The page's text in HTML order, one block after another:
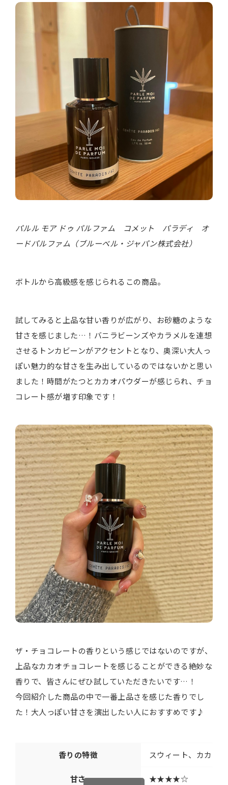
パルル モア ドゥ パルファム コメット パラディ オ
ードパルファム（ブルーベル・ジャパン株式会社）
ボトルから高級感を感じられるこの商品。
試してみると上品な甘い香りが広がり、お砂糖のような
甘さを感じました…！バニラビーンズやカラメルを連想
させるトンカビーンがアクセントとなり、奥深い大人っ
ぽい魅力的な甘さを生み出しているのではないかと思い
ました！時間がたつとカカオパウダーが感じられ、チョ
コレート感が増す印象です！
ザ・チョコレートの香りという感じではないのですが、
上品なカカオチョコレートを感じることができる絶妙な
香りで、皆さんにぜひ試していただきたいです…！
今回紹介した商品の中で一番上品さを感じた香りでし
た！大人っぽい甘さを演出したい人におすすめです♪
香りの特徴 スウィート、カカオ
甘さ ★★★★☆